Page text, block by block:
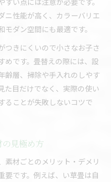
グと畳替え活用術
い質感と色の選択基準
る理想の畳替え方法
や色の特徴を解説
た畳替えの極意
潔さと耐久性の両立術
で長持ちする素材とは
潔さを高める選び方
ニ性能が高く、カラーバリエ
ダン空間にも最適です。
つきにくいので小さなお子さ
めです。畳替えの際には、設
齢層、掃除や手入れのしやす
た目だけでなく、実際の使い
ることが失敗しないコツで
見極め方
素材ごとのメリット・デメリ
要です。例えば、い草畳は自